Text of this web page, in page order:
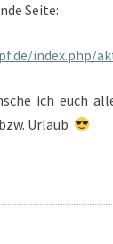
Seite:
index.php/
ich euch
Urlaub